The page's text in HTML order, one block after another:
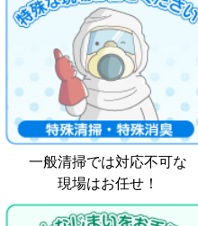
一般清掃では対応不可な
現場はお任せ！